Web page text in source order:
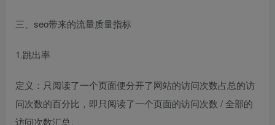
三、seo带来的流量质量指标
1.跳出率
定义：只阅读了一个页面便分开了网站的访问次数占总的访
问次数的百分比，即只阅读了一个页面的访问次数 / 全部的
访问次数汇总。